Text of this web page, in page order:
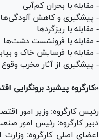
- مقابله با بحران کم‌آبی
- پیشگیری و کاهش
- مقابله با ریزگرد‌ها
- مقابله با فرونشست دشت‌ها
- مقابله با فرسایش خاک و
- پیشگیری از آثار مخرب
«کارگروه پیشبرد برونگرایی
رئیس کارگروه: وزیر امور
دبیر کارگروه: رئیس امور
اعضای اصلی کارگروه: